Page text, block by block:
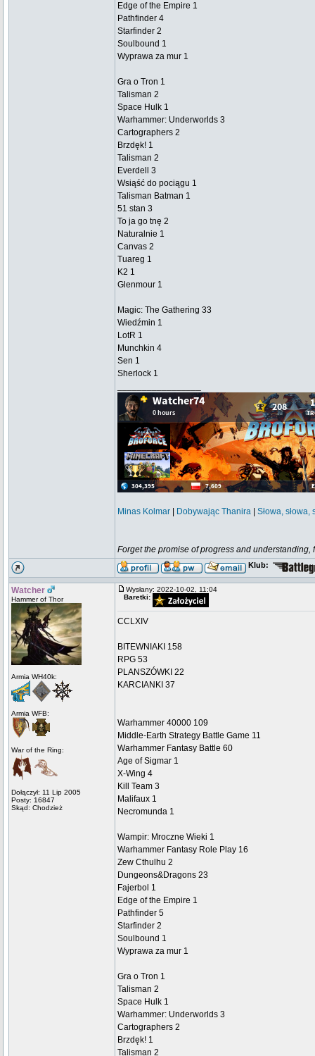
Edge of the Empire 1
Pathfinder 4
Starfinder 2
Soulbound 1
Wyprawa za mur 1
Gra o Tron 1
Talisman 2
Space Hulk 1
Warhammer: Underworlds 3
Cartographers 2
Brzdęk! 1
Talisman 2
Everdell 3
Wsiąść do pociągu 1
Talisman Batman 1
51 stan 3
To ja go tnę 2
Naturalnie 1
Canvas 2
Tuareg 1
K2 1
Glenmour 1
Magic: The Gathering 33
Wiedźmin 1
LotR 1
Munchkin 4
Sen 1
Sherlock 1
Minas Kolmar Dobywając Thanira Słowa, słowa,
Forget the promise of progress and
Klub:
Watcher
Hammer of Thor
Armia WH40k:
Armia WFB:
War of the Ring:
Dołączył: 11 Lip 2005
Posty: 16847
Skąd: Chodzież
Wysłany: 2022-10-02, 11:04
Baretki:
CCLXIV
BITEWNIAKI 158
RPG 53
PLANSZÓWKI 22
KARCIANKI 37
Warhammer 40000 109
Middle-Earth Strategy Battle Game 11
Warhammer Fantasy Battle 60
Age of Sigmar 1
X-Wing 4
Kill Team 3
Malifaux 1
Necromunda 1
Wampir: Mroczne Wieki 1
Warhammer Fantasy Role Play 16
Zew Cthulhu 2
Dungeons&Dragons 23
Fajerbol 1
Edge of the Empire 1
Pathfinder 5
Starfinder 2
Soulbound 1
Wyprawa za mur 1
Gra o Tron 1
Talisman 2
Space Hulk 1
Warhammer: Underworlds 3
Cartographers 2
Brzdęk! 1
Talisman 2